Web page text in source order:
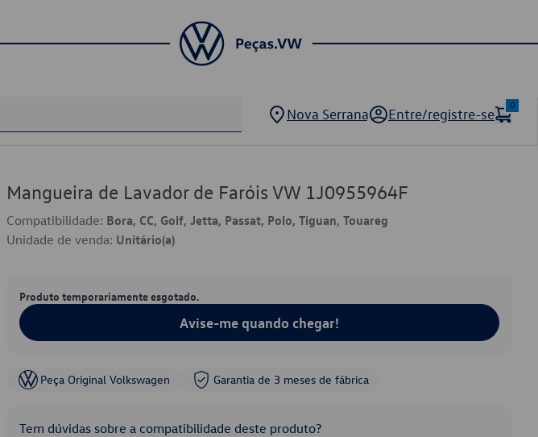
Nova Serrana Entre/registre-se
0
Mangueira de Lavador de Faróis VW 1J0955964F
Compatibilidade: Bora, CC, Golf, Jetta, Passat, Polo, Tiguan, Touareg
Unidade de venda: Unitário(a)
Produto temporariamente esgotado.
Avise-me quando chegar!
Peça Original Volkswagen Garantia de 3 meses de fábrica
Tem dúvidas sobre a compatibilidade deste produto?